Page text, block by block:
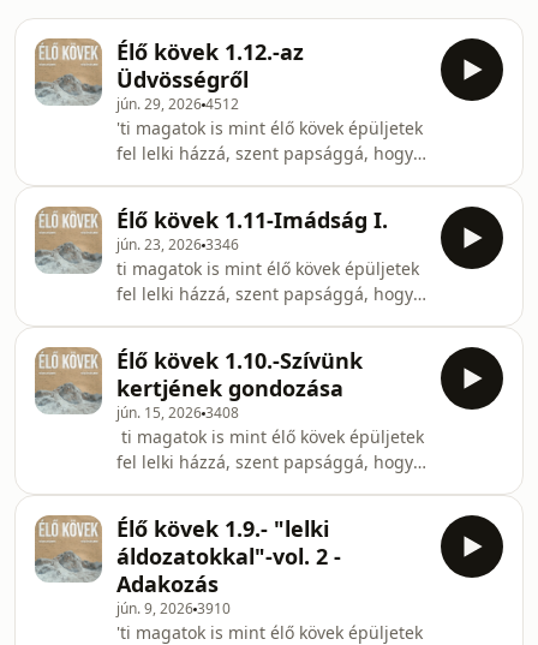
Élő kövek 1.12.-az
Üdvösségről
jún. 29, 20264512
'ti magatok is mint élő kövek épüljetek
fel lelki házzá, szent papsággá, hogy
amelyek kedvesek Istennek Jézus
Krisztus által. ' 1Péter 2:5
Élő kövek 1.11-Imádság I.
jún. 23, 20263346
ti magatok is mint élő kövek épüljetek
fel lelki házzá, szent papsággá, hogy
amelyek kedvesek Istennek Jézus
Krisztus által. 1Péter 2,5
Élő kövek 1.10.-Szívünk
kertjének gondozása
jún. 15, 20263408
ti magatok is mint élő kövek épüljetek
fel lelki házzá, szent papsággá, hogy
amelyek kedvesek Istennek Jézus
Krisztus által. ' 1Péter 2:5
Élő kövek 1.9.- "lelki
áldozatokkal"-vol. 2 -
Adakozás
jún. 9, 20263910
'ti magatok is mint élő kövek épüljetek